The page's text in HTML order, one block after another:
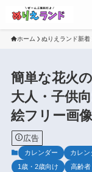
ホーム ぬりえランド新着
簡単な花火
大人・子供
絵フリー画像
広告
カレンダー カレン
1歳・2歳向け
高齢者